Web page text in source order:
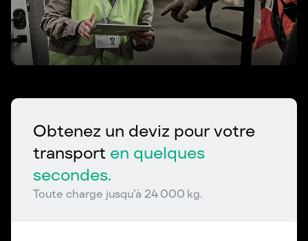
Obtenez un deviz pour votre
transport en quelques
secondes.
Toute charge jusqu’à 24 000 kg.